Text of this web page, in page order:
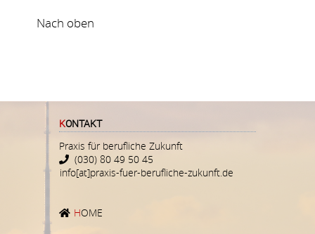
Nach oben
KONTAKT
Praxis für berufliche Zukunft
(030) 80 49 50 45
info[at]praxis-fuer-berufliche-zukunft.de
HOME